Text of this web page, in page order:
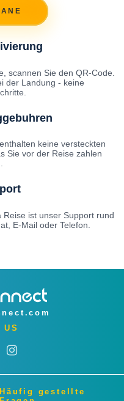
scannen Sie den QR-Code.
der Landung - keine
keine versteckten
Sie vor der Reise zahlen
ist unser Support rund
E-Mail oder Telefon.
US
Häufig gestellte